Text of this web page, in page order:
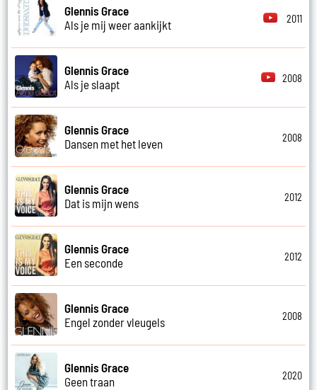
Glennis Grace
Als je mij weer aankijkt
2011
Glennis Grace
Als je slaapt
2008
Glennis Grace
Dansen met het leven
2008
Glennis Grace
Dat is mijn wens
2012
Glennis Grace
Een seconde
2012
Glennis Grace
Engel zonder vleugels
2008
Glennis Grace
Geen traan
2020